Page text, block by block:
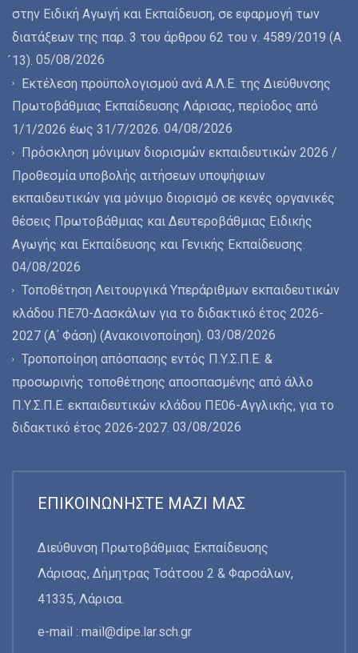
στην Ειδική Αγωγή και Εκπαίδευση, σε εφαρμογή των
διατάξεων της παρ. 3 του άρθρου 62 του ν. 4589/2019 (Α
́13). 05/08/2026
Εκτέλεση προϋπολογισμού ανά Α.Λ.Ε. της Διεύθυνσης
Πρωτοβάθμιας Εκπαίδευσης Λάρισας, περίοδος από
1/1/2026 έως 31/7/2026. 04/08/2026
Πρόσκληση μόνιμων διορισμών εκπαιδευτικών 2026 /
Προθεσμία υποβολής αιτήσεων υποψήφιων
εκπαιδευτικών για μόνιμο διορισμό σε κενές οργανικές
θέσεις Πρωτοβάθμιας και Δευτεροβάθμιας Ειδικής
Αγωγής και Εκπαίδευσης και Γενικής Εκπαίδευσης.
04/08/2026
Τοποθέτηση Λειτουργικά Υπεράριθμων εκπαιδευτικών
κλάδου ΠΕ70-Δασκάλων για το διδακτικό έτος 2026-
2027 (Α΄ Φάση) (Ανακοινοποίηση). 03/08/2026
Τροποποίηση απόσπασης εντός Π.Υ.Σ.Π.Ε. &
προσωρινής τοποθέτησης αποσπασμένης από άλλο
Π.Υ.Σ.Π.Ε. εκπαιδευτικών κλάδου ΠΕ06-Αγγλικής, για το
διδακτικό έτος 2026-2027. 03/08/2026
ΕΠΙΚΟΙΝΩΝΉΣΤΕ ΜΑΖΊ ΜΑΣ
Διεύθυνση Πρωτοβάθμιας Εκπαίδευσης
Λάρισας, Δήμητρας Τσάτσου 2 & Φαρσάλων,
41335, Λάρισα.
e-mail : mail@dipe.lar.sch.gr